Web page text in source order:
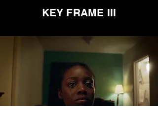
KEY FRAME III